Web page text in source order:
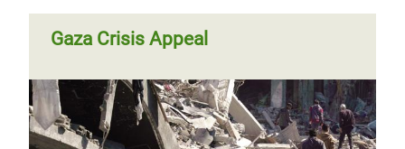
Gaza Crisis Appeal